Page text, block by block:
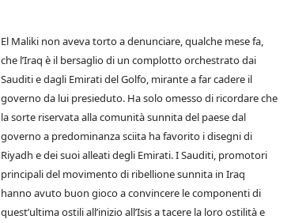
El Maliki non aveva torto a denunciare, qualche mese fa,
che l’Iraq è il bersaglio di un complotto orchestrato dai
Sauditi e dagli Emirati del Golfo, mirante a far cadere il
governo da lui presieduto. Ha solo omesso di ricordare che
la sorte riservata alla comunità sunnita del paese dal
governo a predominanza sciita ha favorito i disegni di
Riyadh e dei suoi alleati degli Emirati. I Sauditi, promotori
principali del movimento di ribellione sunnita in Iraq
hanno avuto buon gioco a convincere le componenti di
quest’ultima ostili all’inizio all’Isis a tacere la loro ostilità e